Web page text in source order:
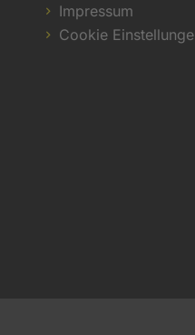
Impressum
Cookie